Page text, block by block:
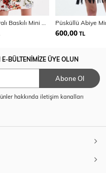
Kolsuz Likralı Baskılı Mini Viskon Elbise | ELB35735
600,00 TL
BÜLTENİMİZE ÜYE OLUN
Abone Ol
hakkında iletişim kanalları